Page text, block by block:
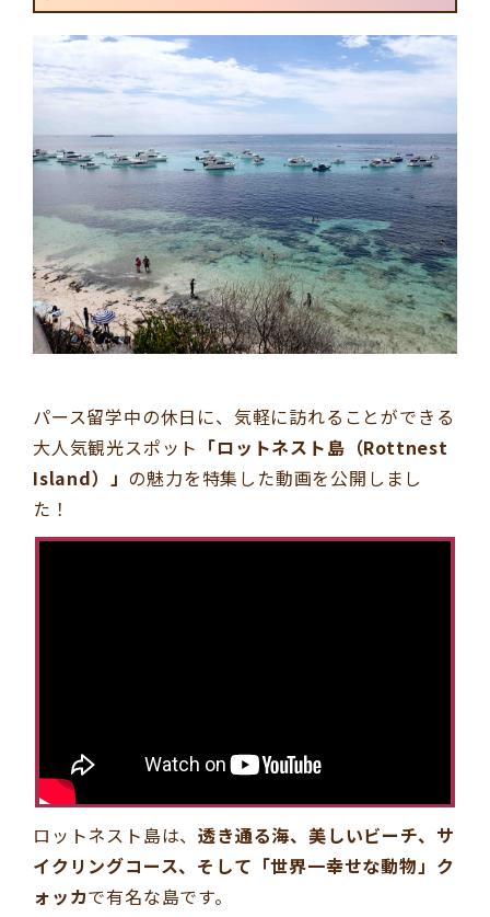
パース留学中の休日に、気軽に訪れることができる
大人気観光スポット 「ロットネスト島（Rottnest
Island）」 の魅力を特集した動画を公開しまし
た！
ロットネスト島は、透き通る海、美しいビーチ、サ
イクリングコース、そして「世界一幸せな動物」ク
ォッカで有名な島です。